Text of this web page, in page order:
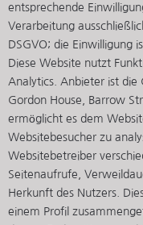
entsprechende
Verarbeitung
DSGVO; die Einwilligung
Diese Website nutzt
Analytics. Anbieter ist die
Gordon House, Barrow
ermöglicht es dem
Websitebesucher zu
Websitebetreiber
Seitenaufrufe,
Herkunft des Nutzers.
einem Profil